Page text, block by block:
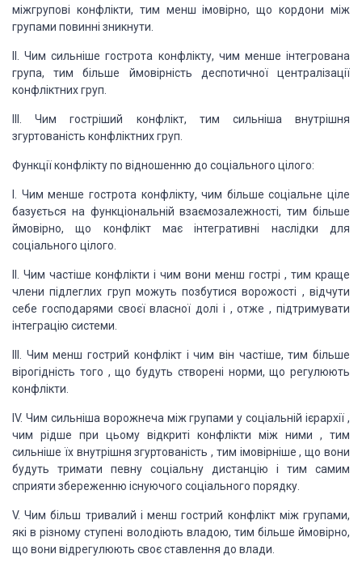
міжгрупові конфлікти, тим менш імовірно, що кордони між
групами повинні зникнути.
II. Чим сильніше гострота конфлікту, чим менше інтегрована
група, тим більше ймовірність деспотичної централізації
конфліктних груп.
III. Чим гостріший конфлікт, тим сильніша внутрішня
згуртованість конфліктних груп.
Функціїконфлікту по відношенню до соціального цілого:
I. Чим менше гострота конфлікту, чим більше соціальне ціле
базується на функціональній взаємозалежності, тим більше
ймовірно, що конфлікт має інтегративні наслідки для
соціального цілого.
II. Чим частіше конфлікти і чим вони менш гострі , тим краще
члени підлеглих груп можуть позбутися ворожості , відчути
себе господарями своєї власної долі і , отже , підтримувати
інтеграцію системи.
Чим менш гострий конфлікт і чим він частіше, тим більше
вірогідність того , що будуть створені норми, що регулюють
конфлікти.
IV. Чим сильніша ворожнеча між групами у соціальній ієрархії ,
чим рідше при цьому відкриті конфлікти між ними , тим
сильніше їх внутрішня згуртованість , тим імовірніше , що вони
будуть тримати певну соціальну дистанцію і тим самим
сприяти збереженню існуючого соціального порядку.
V. Чим більш тривалий і менш гострий конфлікт між групами,
які в різному ступені володіють владою, тим більше ймовірно,
що вони відрегулюють своє ставлення до влади.